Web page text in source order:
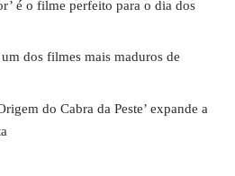
é o filme perfeito para o dia dos
dos filmes mais maduros de
do Cabra da Peste’ expande a